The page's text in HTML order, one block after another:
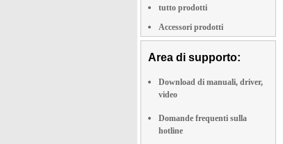
tutto prodotti
Accessori prodotti
Area di supporto:
Download di manuali, driver,
video
Domande frequenti sulla
hotline